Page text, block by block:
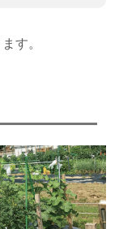
す。